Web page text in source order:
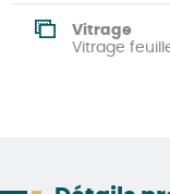
Vitrage
Vitrage